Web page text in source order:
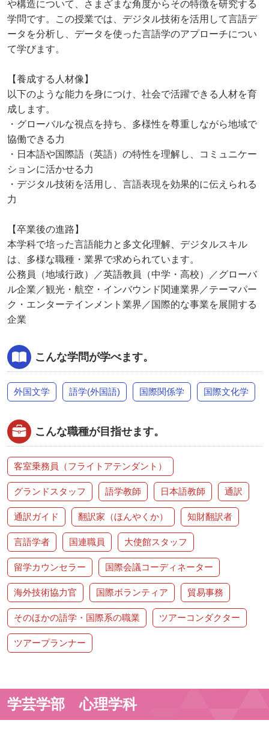
や構造について、さまざまな角度からその特徴を研究する
学問です。この授業では、デジタル技術を活用して言語デ
ータを分析し、データを使った言語学のアプローチについ
て学びます。
【養成する人材像】
以下のような能力を身につけ、社会で活躍できる人材を育
成します。
・グローバルな視点を持ち、多様性を尊重しながら地域で
協働できる力
・日本語や国際語（英語）の特性を理解し、コミュニケー
ションに活かせる力
・デジタル技術を活用し、言語表現を効果的に伝えられる
力
【卒業後の進路】
本学科で培った言語能力と多文化理解、デジタルスキル
は、多様な職種・業界で求められています。
公務員（地域行政）／英語教員（中学・高校）／グローバ
ル企業／観光・航空・インバウンド関連業界／テーマパー
ク・エンターテインメント業界／国際的な事業を展開する
企業
こんな学問が学べます。
外国文学 語学(外国語) 国際関係学 国際文化学
こんな職種が目指せます。
客室乗務員（フライトアテンダント）
グランドスタッフ 語学教師 日本語教師 通訳
通訳ガイド 翻訳家（ほんやくか） 知財翻訳者
言語学者 国連職員 大使館スタッフ
留学カウンセラー 国際会議コーディネーター
海外技術協力官 国際ボランティア 貿易事務
そのほかの語学・国際系の職業 ツアーコンダクター
ツアープランナー
学芸学部 心理学科